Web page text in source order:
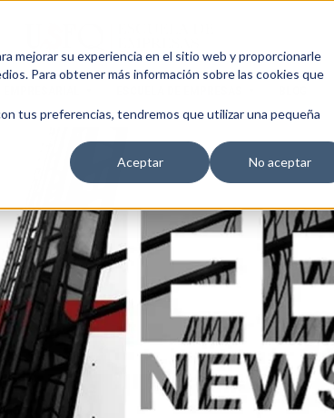
mejorar su experiencia en el sitio web y proporcionarle
Para obtener más información sobre las cookies que
tus preferencias, tendremos que utilizar una pequeña
Aceptar
No aceptar